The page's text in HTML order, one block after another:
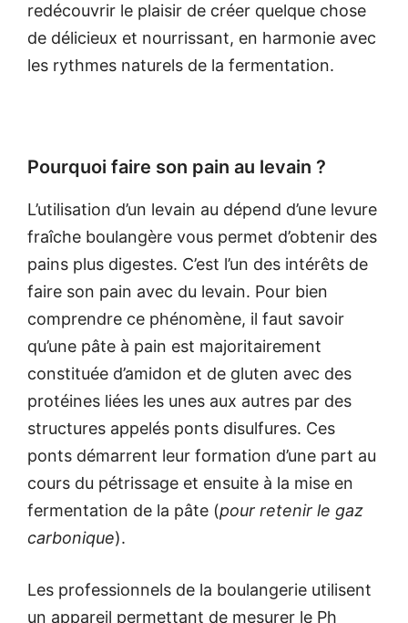
redécouvrir le plaisir de créer quelque chose
de délicieux et nourrissant, en harmonie avec
les rythmes naturels de la fermentation.
Pourquoi faire son pain au levain ?
L’utilisation d’un levain au dépend d’une levure
fraîche boulangère vous permet d’obtenir des
pains plus digestes. C’est l’un des intérêts de
faire son pain avec du levain. Pour bien
comprendre ce phénomène, il faut savoir
qu’une pâte à pain est majoritairement
constituée d’amidon et de gluten avec des
protéines liées les unes aux autres par des
structures appelés ponts disulfures. Ces
ponts démarrent leur formation d’une part au
cours du pétrissage et ensuite à la mise en
fermentation de la pâte (pour retenir le gaz
carbonique).
Les professionnels de la boulangerie utilisent
un appareil permettant de mesurer le Ph